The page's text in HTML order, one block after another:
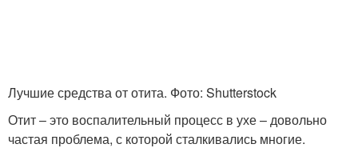
Лучшие средства от отита. Фото: Shutterstock
Отит – это воспалительный процесс в ухе – довольно
частая проблема, с которой сталкивались многие.